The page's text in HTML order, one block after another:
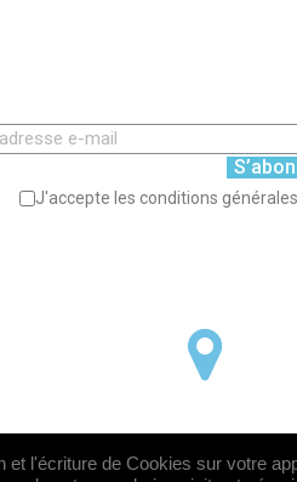
J'accepte les conditions
l'écriture de Cookies sur votre